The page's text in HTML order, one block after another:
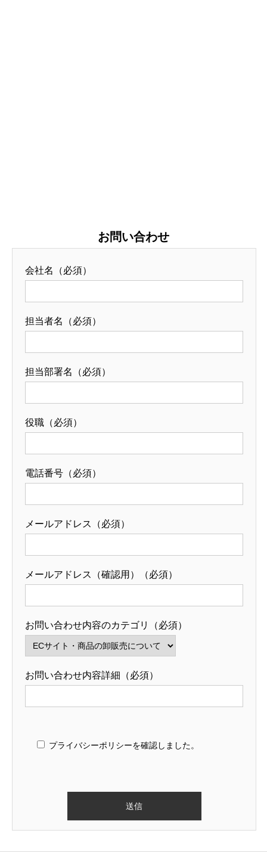
お問い合わせ
会社名（必須）
担当者名（必須）
担当部署名（必須）
役職（必須）
電話番号（必須）
メールアドレス（必須）
メールアドレス（確認用）（必須）
お問い合わせ内容のカテゴリ（必須）
お問い合わせ内容詳細（必須）
プライバシーポリシーを確認しました。